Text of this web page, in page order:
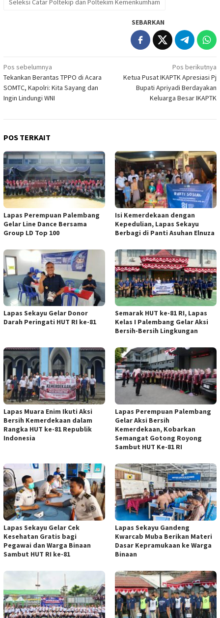
Seleksi Catar Poltekip dan Poltekim Kemenkumham
SEBARKAN
Navigasi
pos
Pos sebelumnya
Tekankan Berantas TPPO di Acara
SOMTC, Kapolri: Kita Sayang dan
Ingin Lindungi WNI
Pos berikutnya
Ketua Pusat IKAPTK Apresiasi Pj
Bupati Apriyadi Berdayakan
Keluarga Besar IKAPTK
POS TERKAIT
Lapas Perempuan Palembang
Gelar Line Dance Bersama
Group LD Top 100
Isi Kemerdekaan dengan
Kepedulian, Lapas Sekayu
Berbagi di Panti Asuhan Elnuza
Lapas Sekayu Gelar Donor
Darah Peringati HUT RI ke-81
Semarak HUT ke-81 RI, Lapas
Kelas I Palembang Gelar Aksi
Bersih-Bersih Lingkungan
Lapas Muara Enim Ikuti Aksi
Bersih Kemerdekaan dalam
Rangka HUT ke-81 Republik
Indonesia
Lapas Perempuan Palembang
Gelar Aksi Bersih
Kemerdekaan, Kobarkan
Semangat Gotong Royong
Sambut HUT Ke-81 RI
Lapas Sekayu Gelar Cek
Kesehatan Gratis bagi
Pegawai dan Warga Binaan
Sambut HUT RI ke-81
Lapas Sekayu Gandeng
Kwarcab Muba Berikan Materi
Dasar Kepramukaan ke Warga
Binaan